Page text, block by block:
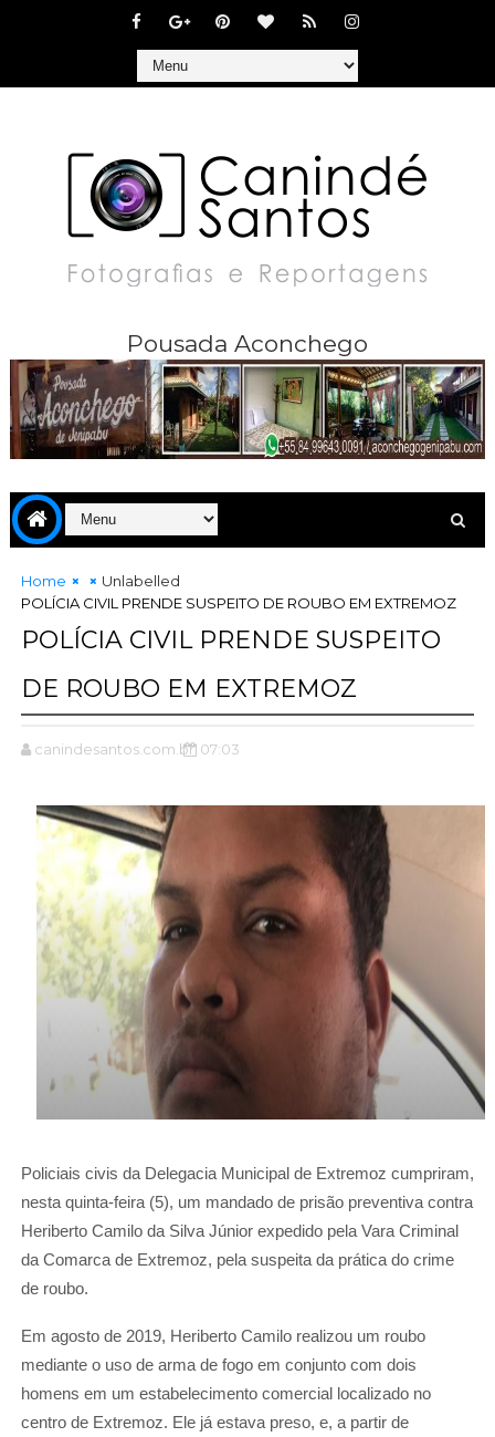
Pousada Aconchego
Home
Unlabelled
POLÍCIA CIVIL PRENDE SUSPEITO DE ROUBO EM EXTREMOZ
POLÍCIA CIVIL PRENDE SUSPEITO
DE ROUBO EM EXTREMOZ
canindesantos.com.br 07:03
Policiais civis da Delegacia Municipal de Extremoz cumpriram,
nesta quinta-feira (5), um mandado de prisão preventiva contra
Heriberto Camilo da Silva Júnior expedido pela Vara Criminal
da Comarca de Extremoz, pela suspeita da prática do crime
de roubo.
Em agosto de 2019, Heriberto Camilo realizou um roubo
mediante o uso de arma de fogo em conjunto com dois
homens em um estabelecimento comercial localizado no
centro de Extremoz. Ele já estava preso, e, a partir de